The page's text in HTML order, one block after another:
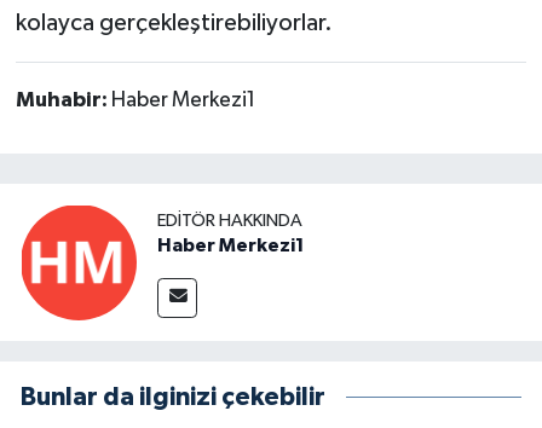
kolayca gerçekleştirebiliyorlar.
Muhabir: Haber Merkezi1
EDITÖR HAKKINDA
Haber Merkezi1
Bunlar da ilginizi çekebilir